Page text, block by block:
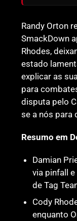
Randy Orton
SmackDown
Rhodes,
estado
explicar as
para
disputa pelo
se a nós para
Resumo em
Damian
via pinfall
de Tag
Cody
enquanto